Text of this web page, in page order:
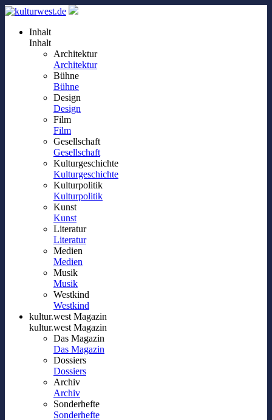
Inhalt
Inhalt
Architektur
Architektur
Bühne
Bühne
Design
Design
Film
Film
Gesellschaft
Gesellschaft
Kulturgeschichte
Kulturgeschichte
Kulturpolitik
Kulturpolitik
Kunst
Kunst
Literatur
Literatur
Medien
Medien
Musik
Musik
Westkind
Westkind
kultur.west Magazin
kultur.west Magazin
Das Magazin
Das Magazin
Dossiers
Dossiers
Archiv
Archiv
Sonderhefte
Sonderhefte